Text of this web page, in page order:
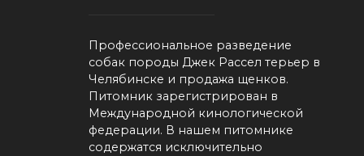
Профессиональное разведение
собак породы Джек Рассел терьер в
Челябинске и продажа щенков.
Питомник зарегистрирован в
Международной кинологической
федерации. В нашем питомнике
содержатся исключительно